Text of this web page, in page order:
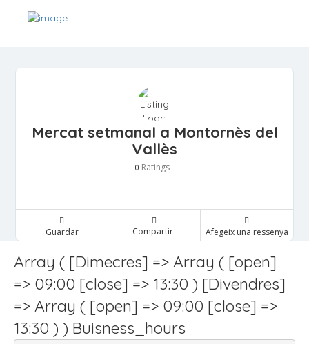
Mercat setmanal a Montornès del
Vallès
0 Ratings
Guardar Compartir Afegeix una ressenya
Array ( [Dimecres] => Array ( [open]
=> 09:00 [close] => 13:30 ) [Divendres]
=> Array ( [open] => 09:00 [close] =>
13:30 ) ) Buisness_hours